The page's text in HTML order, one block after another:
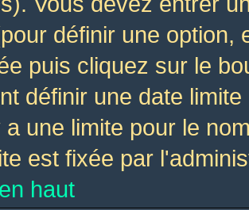
définir une option,
puis cliquez sur le
définir une date
a une limite pour le
est fixée par
haut